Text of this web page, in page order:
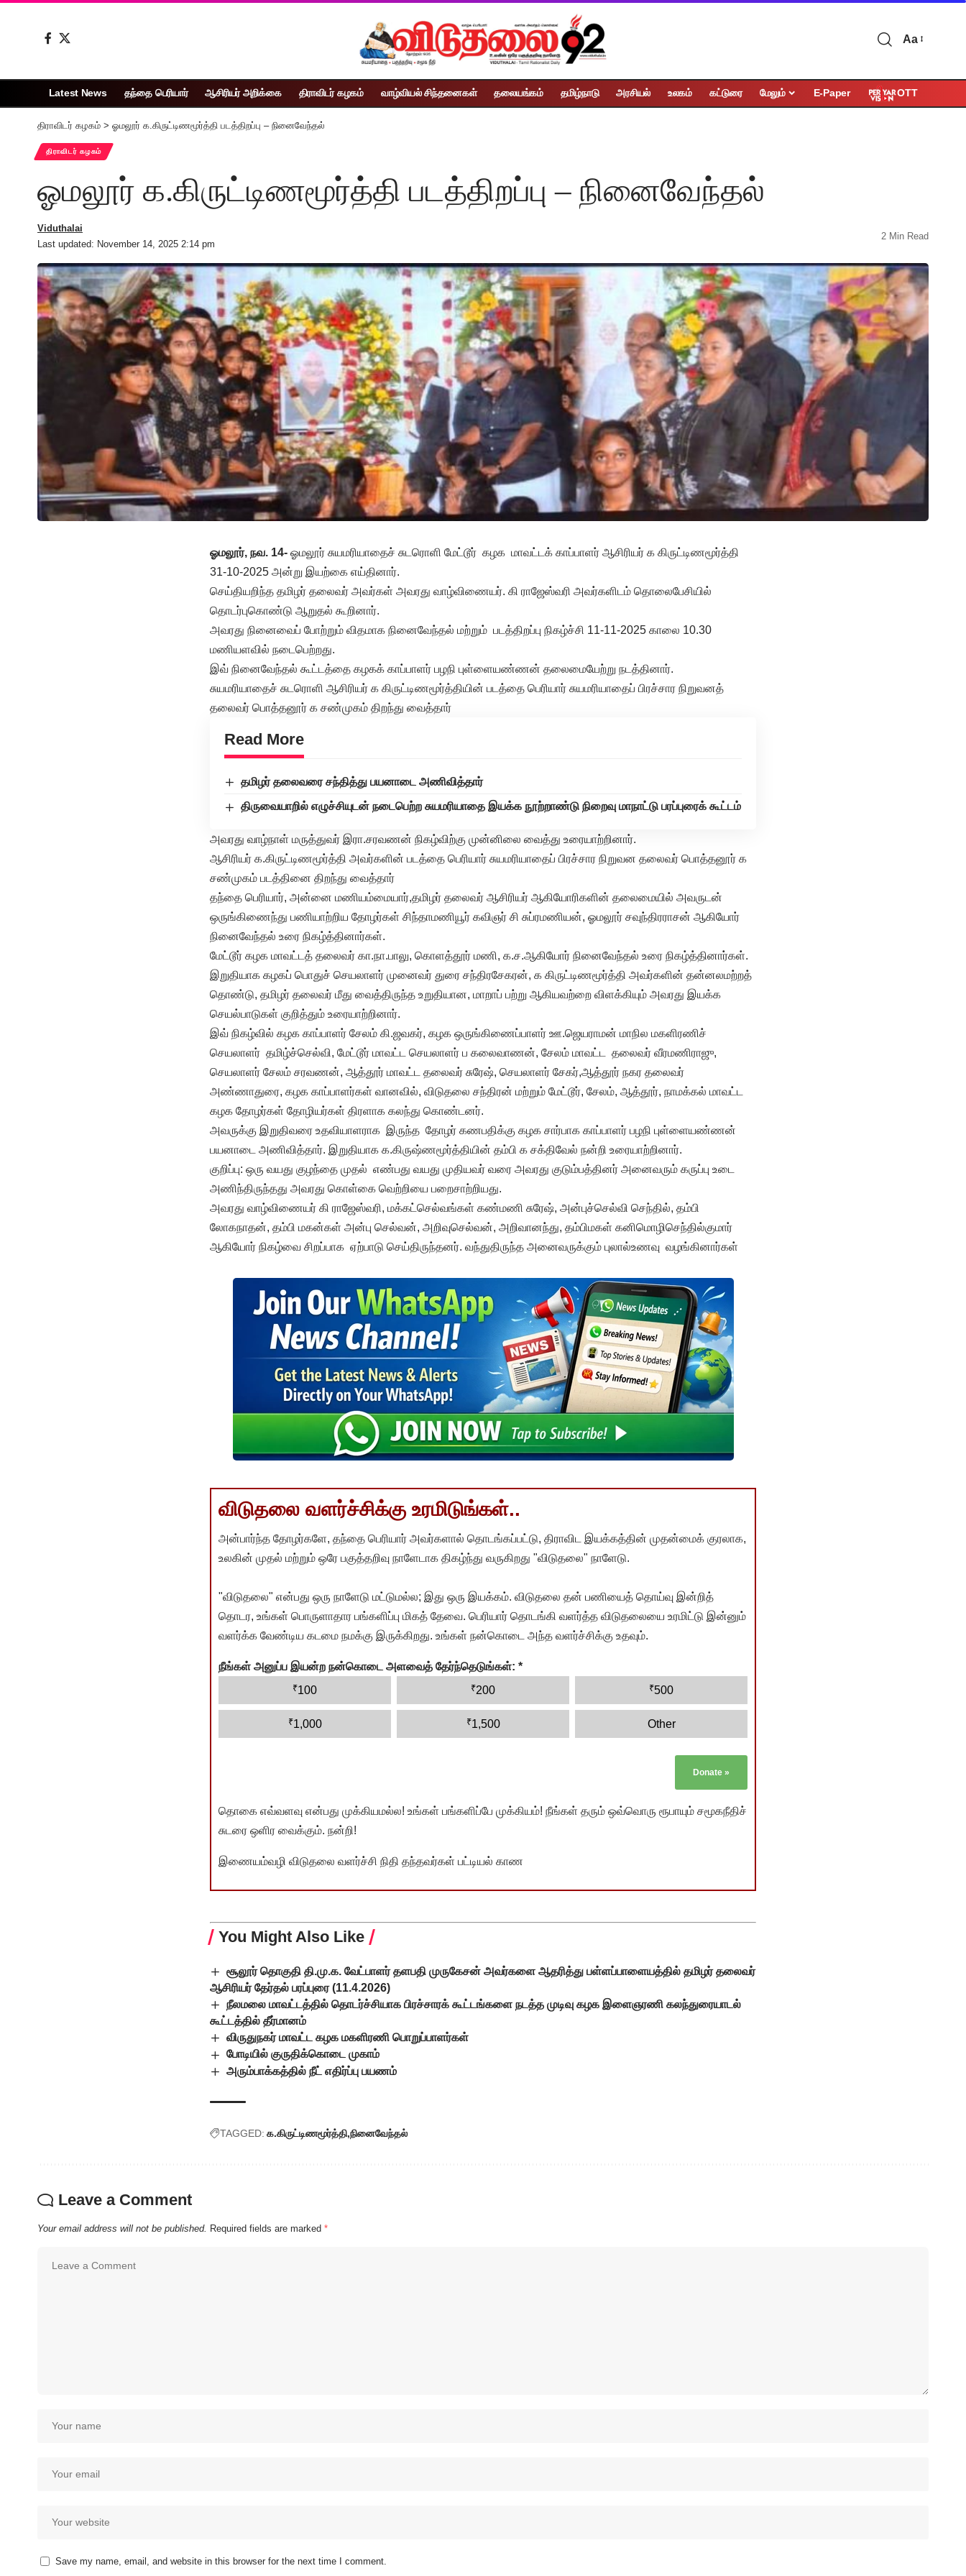
Aa
Latest News தந்தை பெரியார் ஆசிரியர் அறிக்கை திராவிடர் கழகம் வாழ்வியல் சிந்தனைகள் தலையங்கம் தமிழ்நாடு அரசியல் உலகம் கட்டுரை மேலும் E-Paper OTT
திராவிடர் கழகம் > ஓமலூர் க.கிருட்டிணமூர்த்தி படத்திறப்பு – நினைவேந்தல்
திராவிடர் கழகம்
ஓமலூர் க.கிருட்டிணமூர்த்தி படத்திறப்பு – நினைவேந்தல்
Last updated: November 14, 2025 2:14 pm
Viduthalai
2 Min Read
ஓமலூர், நவ. 14- ஓமலூர் சுயமரியாதைச் சுடரொளி மேட்டூர் கழக மாவட்டக் காப்பாளர் ஆசிரியர் க கிருட்டிணமூர்த்தி
31-10-2025 அன்று இயற்கை எய்தினார்.
செய்தியறிந்த தமிழர் தலைவர் அவர்கள் அவரது வாழ்விணையர். கி ராஜேஸ்வரி அவர்களிடம் தொலைபேசியில்
தொடர்புகொண்டு ஆறுதல் கூறினார்.
அவரது நினைவைப் போற்றும் விதமாக நினைவேந்தல் மற்றும் படத்திறப்பு நிகழ்ச்சி 11-11-2025 காலை 10.30
மணியளவில் நடைபெற்றது.
இவ் நினைவேந்தல் கூட்டத்தை கழகக் காப்பாளர் பழநி புள்ளையண்ணன் தலைமையேற்று நடத்தினார்.
சுயமரியாதைச் சுடரொளி ஆசிரியர் க கிருட்டிணமூர்த்தியின் படத்தை பெரியார் சுயமரியாதைப் பிரச்சார நிறுவனத்
தலைவர் பொத்தனூர் க சண்முகம் திறந்து வைத்தார்
Read More
தமிழர் தலைவரை சந்தித்து பயனாடை அணிவித்தார்
திருவையாறில் எழுச்சியுடன் நடைபெற்ற சுயமரியாதை இயக்க நூற்றாண்டு நிறைவு மாநாட்டு பரப்புரைக் கூட்டம்
அவரது வாழ்நாள் மருத்துவர் இரா.சரவணன் நிகழ்விற்கு முன்னிலை வைத்து உரையாற்றினார்.
ஆசிரியர் க.கிருட்டிணமூர்த்தி அவர்களின் படத்தை பெரியார் சுயமரியாதைப் பிரச்சார நிறுவன தலைவர் பொத்தனூர் க
சண்முகம் படத்தினை திறந்து வைத்தார்
தந்தை பெரியார், அன்னை மணியம்மையார்,தமிழர் தலைவர் ஆசிரியர் ஆகியோரிகளின் தலைமையில் அவருடன்
ஒருங்கிணைந்து பணியாற்றிய தோழர்கள் சிந்தாமணியூர் கவிஞர் சி சுப்ரமணியன், ஓமலூர் சவுந்திரராசன் ஆகியோர்
நினைவேந்தல் உரை நிகழ்த்தினார்கள்.
மேட்டூர் கழக மாவட்டத் தலைவர் கா.நா.பாலு, கொளத்தூர் மணி, க.ச.ஆகியோர் நினைவேந்தல் உரை நிகழ்த்தினார்கள்.
இறுதியாக கழகப் பொதுச் செயலாளர் முனைவர் துரை சந்திரசேகரன், க கிருட்டிணமூர்த்தி அவர்களின் தன்னலமற்றத்
தொண்டு, தமிழர் தலைவர் மீது வைத்திருந்த உறுதியான, மாறாப் பற்று ஆகியவற்றை விளக்கியும் அவரது இயக்க
செயல்பாடுகள் குறித்தும் உரையாற்றினார்.
இவ் நிகழ்வில் கழக காப்பாளர் சேலம் கி.ஜவகர், கழக ஒருங்கிணைப்பாளர் ஊ.ஜெயராமன் மாநில மகளிரணிச்
செயலாளர் தமிழ்ச்செல்வி, மேட்டூர் மாவட்ட செயலாளர் ப கலைவாணன், சேலம் மாவட்ட தலைவர் வீரமணிராஜு,
செயலாளர் சேலம் சரவணன், ஆத்தூர் மாவட்ட தலைவர் சுரேஷ், செயலாளர் சேகர்,ஆத்தூர் நகர தலைவர்
அண்ணாதுரை, கழக காப்பாளர்கள் வானவில், விடுதலை சந்திரன் மற்றும் மேட்டூர், சேலம், ஆத்தூர், நாமக்கல் மாவட்ட
கழக தோழர்கள் தோழியர்கள் திரளாக கலந்து கொண்டனர்.
அவருக்கு இறுதிவரை உதவியாளராக இருந்த தோழர் கணபதிக்கு கழக சார்பாக காப்பாளர் பழநி புள்ளையண்ணன்
பயனாடை அணிவித்தார். இறுதியாக க.கிருஷ்ணமூர்த்தியின் தம்பி க சக்திவேல் நன்றி உரையாற்றினார்.
குறிப்பு: ஒரு வயது குழந்தை முதல் எண்பது வயது முதியவர் வரை அவரது குடும்பத்தினர் அனைவரும் கருப்பு உடை
அணிந்திருந்தது அவரது கொள்கை வெற்றியை பறைசாற்றியது.
அவரது வாழ்விணையர் கி ராஜேஸ்வரி, மக்கட்செல்வங்கள் கண்மணி சுரேஷ், அன்புச்செல்வி செந்தில், தம்பி
லோகநாதன், தம்பி மகன்கள் அன்பு செல்வன், அறிவுசெல்வன், அறிவானந்து, தம்பிமகள் கனிமொழிசெந்தில்குமார்
ஆகியோர் நிகழ்வை சிறப்பாக ஏற்பாடு செய்திருந்தனர். வந்துதிருந்த அனைவருக்கும் புலால்உணவு வழங்கினார்கள்
விடுதலை வளர்ச்சிக்கு உரமிடுங்கள்..
அன்பார்ந்த தோழர்களே, தந்தை பெரியார் அவர்களால் தொடங்கப்பட்டு, திராவிட இயக்கத்தின் முதன்மைக் குரலாக,
உலகின் முதல் மற்றும் ஒரே பகுத்தறிவு நாளேடாக திகழ்ந்து வருகிறது "விடுதலை" நாளேடு.
"விடுதலை" என்பது ஒரு நாளேடு மட்டுமல்ல; இது ஒரு இயக்கம். விடுதலை தன் பணியைத் தொய்வு இன்றித்
தொடர, உங்கள் பொருளாதார பங்களிப்பு மிகத் தேவை. பெரியார் தொடங்கி வளர்த்த விடுதலையை உரமிட்டு இன்னும்
வளர்க்க வேண்டிய கடமை நமக்கு இருக்கிறது. உங்கள் நன்கொடை அந்த வளர்ச்சிக்கு உதவும்.
நீங்கள் அனுப்ப இயன்ற நன்கொடை அளவைத் தேர்ந்தெடுங்கள்: *
₹100 ₹200 ₹500
₹1,000 ₹1,500 Other
Donate »
தொகை எவ்வளவு என்பது முக்கியமல்ல! உங்கள் பங்களிப்பே முக்கியம்! நீங்கள் தரும் ஒவ்வொரு ரூபாயும் சமூகநீதிச்
சுடரை ஒளிர வைக்கும். நன்றி!
இணையம்வழி விடுதலை வளர்ச்சி நிதி தந்தவர்கள் பட்டியல் காண
You Might Also Like
சூலூர் தொகுதி தி.மு.க. வேட்பாளர் தளபதி முருகேசன் அவர்களை ஆதரித்து பள்ளப்பாளையத்தில் தமிழர் தலைவர்
ஆசிரியர் தேர்தல் பரப்புரை (11.4.2026)
நீலமலை மாவட்டத்தில் தொடர்ச்சியாக பிரச்சாரக் கூட்டங்களை நடத்த முடிவு கழக இளைஞரணி கலந்துரையாடல்
கூட்டத்தில் தீர்மானம்
விருதுநகர் மாவட்ட கழக மகளிரணி பொறுப்பாளர்கள்
போடியில் குருதிக்கொடை முகாம்
அரும்பாக்கத்தில் நீட் எதிர்ப்பு பயணம்
TAGGED: க.கிருட்டிணமூர்த்தி நினைவேந்தல்
Leave a Comment
Your email address will not be published. Required fields are marked *
Save my name, email, and website in this browser for the next time I comment.